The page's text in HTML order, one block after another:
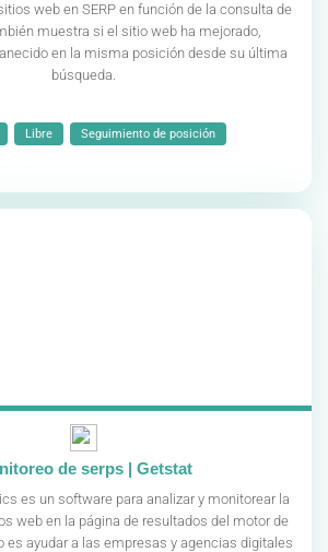
web en SERP en función de la consulta de
muestra si el sitio web ha mejorado,
en la misma posición desde su última
búsqueda.
Libre Seguimiento de posición
de serps | Getstat
es un software para analizar y monitorear la
web en la página de resultados del motor de
es ayudar a las empresas y agencias digitales